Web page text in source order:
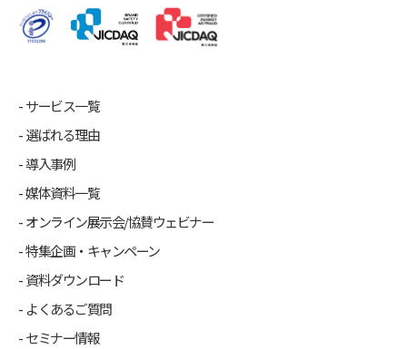
サービス一覧
選ばれる理由
導入事例
媒体資料一覧
オンライン展示会/協賛ウェビナー
特集企画・キャンペーン
資料ダウンロード
よくあるご質問
セミナー情報